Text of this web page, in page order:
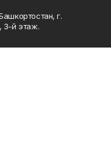
г.
3-й этаж.